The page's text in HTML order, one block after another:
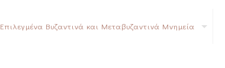
Επιλεγμένα Βυζαντινά και Μεταβυζαντινά Μνημεία